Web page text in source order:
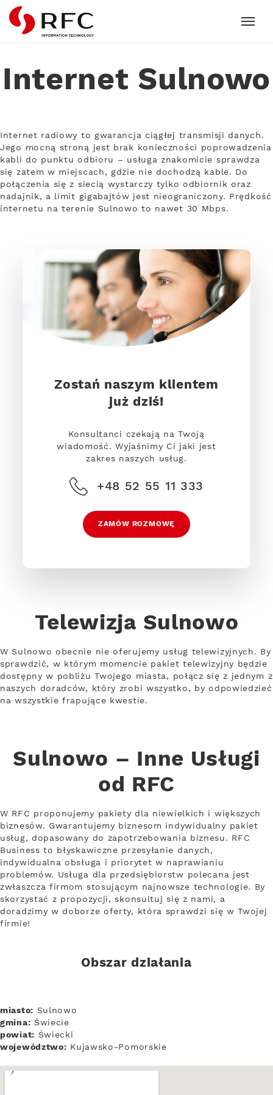
RFC
Internet Sulnowo
Internet radiowy to gwarancja ciągłej transmisji danych.
Jego mocną stroną jest brak konieczności poprowadzenia
kabli do punktu odbioru – usługa znakomicie sprawdza
się zatem w miejscach, gdzie nie dochodzą kable. Do
połączenia się z siecią wystarczy tylko odbiornik oraz
nadajnik, a limit gigabajtów jest nieograniczony. Prędkość
internetu na terenie Sulnowo to nawet 30 Mbps.
Zostań naszym klientem
już dziś!
Konsultanci czekają na Twoją
wiadomość. Wyjaśnimy Ci jaki jest
zakres naszych usług.
+48 52 55 11 333
ZAMÓW ROZMOWĘ
Telewizja Sulnowo
W Sulnowo obecnie nie oferujemy usług telewizyjnych. By
sprawdzić, w którym momencie pakiet telewizyjny będzie
dostępny w pobliżu Twojego miasta, połącz się z jednym z
naszych doradców, który zrobi wszystko, by odpowiedzieć
na wszystkie frapujące kwestie.
Sulnowo – Inne Usługi
od RFC
W RFC proponujemy pakiety dla niewielkich i większych
biznesów. Gwarantujemy biznesom indywidualny pakiet
usług, dopasowany do zapotrzebowania biznesu. RFC
Business to błyskawiczne przesyłanie danych,
indywidualna obsługa i priorytet w naprawianiu
problemów. Usługa dla przedsiębiorstw polecana jest
zwłaszcza firmom stosującym najnowsze technologie. By
skorzystać z propozycji, skonsultuj się z nami, a
doradzimy w doborze oferty, która sprawdzi się w Twojej
firmie!
Obszar działania
miasto: Sulnowo
gmina: Świecie
powiat: Świecki
województwo: Kujawsko-Pomorskie